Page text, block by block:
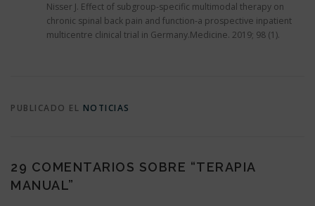
Nisser J. Effect of subgroup-specific multimodal therapy on
chronic spinal back pain and function-a prospective inpatient
multicentre clinical trial in Germany.Medicine. 2019; 98 (1).
PUBLICADO EL NOTICIAS
29 COMENTARIOS SOBRE “TERAPIA
MANUAL”